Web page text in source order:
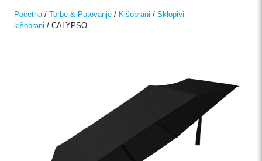
Početna / Torbe & Putovanje / Kišobrani / Sklopivi
kišobrani / CALYPSO